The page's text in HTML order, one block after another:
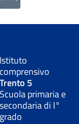
Istituto
comprensivo
Trento 5
Scuola primaria e
secondaria di I°
grado